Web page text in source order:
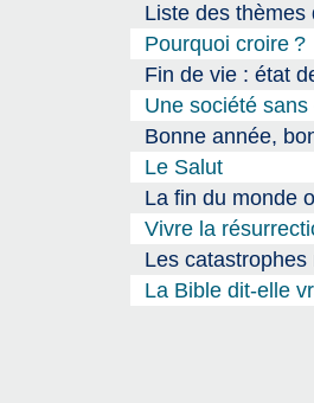
Liste des thèmes
Pourquoi croire ?
Fin de vie : état
Une société sans
Bonne année,
Le Salut
La fin du monde
Vivre la
Les
La Bible dit-elle